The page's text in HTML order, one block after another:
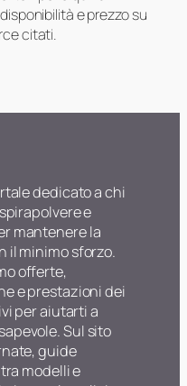
e prezzo su
citati.
dedicato a chi
e
mantenere la
il minimo sforzo.
offerte,
e prestazioni dei
per aiutarti a
Sul sito
guide
modelli e